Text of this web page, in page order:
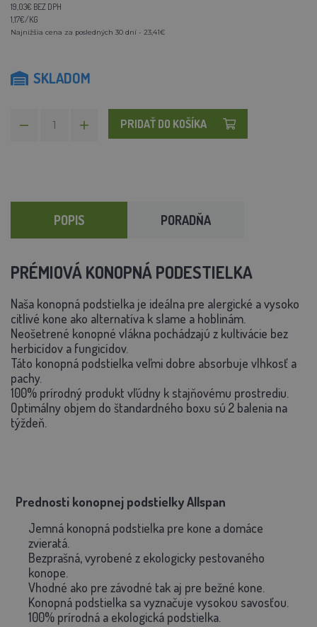
19,03€ BEZ DPH
1,17€/KG
Najnižšia cena za posledných 30 dní - 23,41€
SKLADOM
PRIDAŤ DO KOŠÍKA
POPIS PORADŇA
PRÉMIOVÁ KONOPNÁ PODESTIELKA
Naša konopná podstielka je ideálna pre alergické a vysoko
citlivé kone ako alternatíva k slame a hoblinám.
Neošetrené konopné vlákna pochádzajú z kultivácie bez
herbicídov a fungicídov.
Táto konopná podstielka veľmi dobre absorbuje vlhkosť a
pachy.
100% prírodný produkt vľúdny k stajňovému prostrediu.
Optimálny objem do štandardného boxu sú 2 balenia na
týždeň.
Prednosti konopnej podstielky Allspan
Jemná konopná podstielka pre kone a domáce
zvieratá.
Bezprašná, vyrobené z ekologicky pestovaného
konope.
Vhodné ako pre závodné tak aj pre bežné kone.
Konopná podstielka sa vyznačuje vysokou savosťou.
100% prírodná a ekologická podstielka.